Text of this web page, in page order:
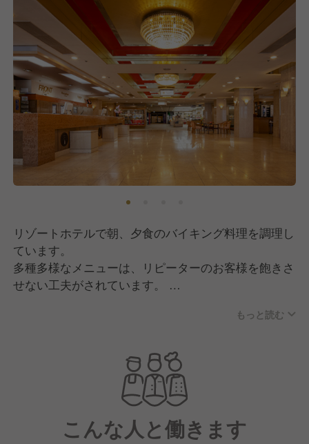
リゾートホテルで朝、夕食のバイキング料理を調理し
ています。
多種多様なメニューは、リピーターのお客様を飽きさ
せない工夫がされています。
もっと読む
こんな人と働きます